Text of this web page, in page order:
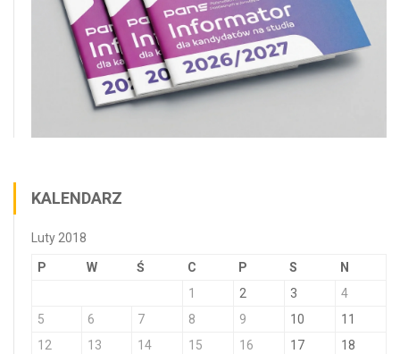
KALENDARZ
Luty 2018
P W Ś C P S N
1 2 3
4
5
6 7 8 9 10
11
12
13 14 15 16 17
18